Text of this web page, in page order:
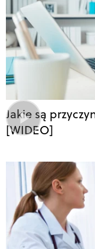
Jakie są
[WIDEO]